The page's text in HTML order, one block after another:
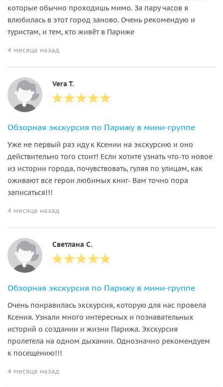
которые обычно проходишь мимо. За пару часов я
влюбилась в этот город заново. Очень рекомендую и
туристам, и тем, кто живёт в Париже
4 месяца назад
Vera T.
Обзорная экскурсия по Парижу в мини-группе
Уже не первый раз иду к Ксении на экскурсию и оно
действительно того стоит! Если хотите узнать что-то новое
из истории города, почувствовать, гуляя по улицам, как
оживают все герои любимых книг- Вам точно пора
записаться!!!
4 месяца назад
Светлана С.
Обзорная экскурсия по Парижу в мини-группе
Очень понравилась экскурсия, которую для нас провела
Ксения. Узнали много интересных и познавательных
историй о создании и жизни Парижа. Экскурсия
пролетела на одном дыхании. Однозначно рекомендуем
к посещению!!!
4 месяца назад